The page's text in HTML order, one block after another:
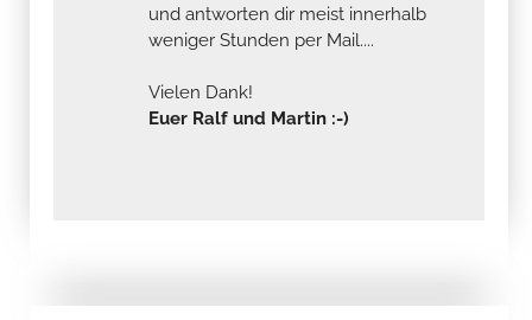
und antworten dir meist innerhalb
weniger Stunden per Mail....
Vielen Dank!
Euer Ralf und Martin :-)